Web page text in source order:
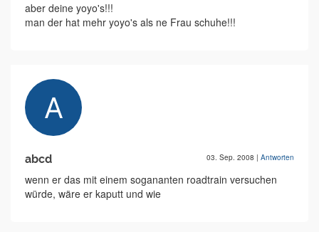
aber deine yoyo's!!!
man der hat mehr yoyo's als ne Frau schuhe!!!
abcd 03. Sep. 2008 | Antworten
wenn er das mit einem sogananten roadtrain versuchen
würde, wäre er kaputt und wie